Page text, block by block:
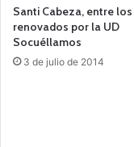
Santi Cabeza, entre los
renovados por la UD
Socuéllamos
3 de julio de 2014